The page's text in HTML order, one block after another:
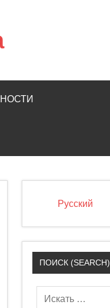
Русский
ПОИСК (SEARCH)